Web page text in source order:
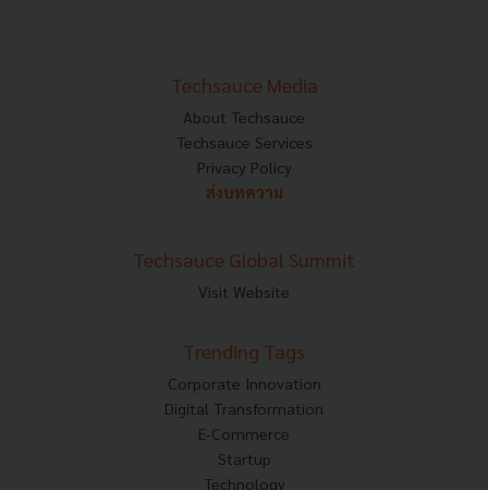
Techsauce Media
About Techsauce
Techsauce Services
Privacy Policy
ส่งบทความ
Techsauce Global Summit
Visit Website
Trending Tags
Corporate Innovation
Digital Transformation
E-Commerce
Startup
Technology